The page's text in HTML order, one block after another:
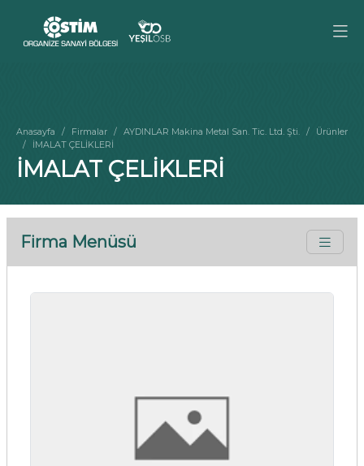
Anasayfa Firmalar AYDINLAR Makina Metal San. Tic. Ltd. Şti.
Ürünler
İMALAT ÇELİKLERİ
İMALAT ÇELİKLERİ
Firma Menüsü